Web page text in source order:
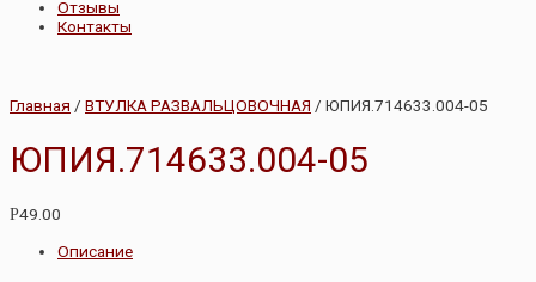
Отзывы
Контакты
Главная / ВТУЛКА РАЗВАЛЬЦОВОЧНАЯ / ЮПИЯ.714633.004-05
ЮПИЯ.714633.004-05
Р49.00
Описание